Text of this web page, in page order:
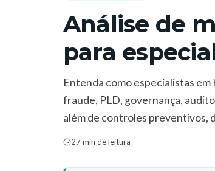
Análise de
para
Entenda como especialistas
fraude, PLD, governança,
além de controles preventivos,
27 min de leitura